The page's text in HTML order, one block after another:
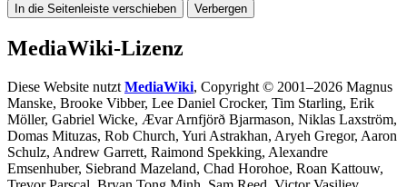
In die Seitenleiste verschieben Verbergen
MediaWiki-Lizenz
Diese Website nutzt MediaWiki, Copyright © 2001–2026 Magnus
Manske, Brooke Vibber, Lee Daniel Crocker, Tim Starling, Erik
Möller, Gabriel Wicke, Ævar Arnfjörð Bjarmason, Niklas Laxström,
Domas Mituzas, Rob Church, Yuri Astrakhan, Aryeh Gregor, Aaron
Schulz, Andrew Garrett, Raimond Spekking, Alexandre
Emsenhuber, Siebrand Mazeland, Chad Horohoe, Roan Kattouw,